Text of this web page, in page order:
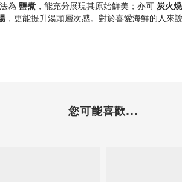
為 鹽煮 ，能充分展現其原始鮮美；亦可 炭火
，更能提升湯頭層次感。對於喜愛海鮮的人來
您可能喜歡...